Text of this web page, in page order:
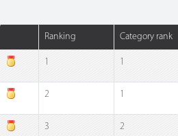
Ranking Category rank
1 1
2 1
3 2